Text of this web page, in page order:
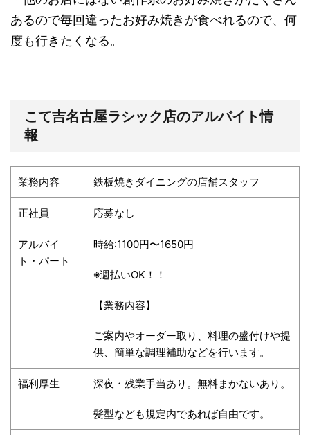
あるので毎回違ったお好み焼きが食べれるので、何
度も行きたくなる。
こて吉名古屋ラシック店のアルバイト情
報
業務内容 鉄板焼きダイニングの店舗スタッフ
正社員 応募なし
アルバイ
ト・パート
時給:1100円〜1650円
※週払いOK！！
【業務内容】
ご案内やオーダー取り、料理の盛付けや提
供、簡単な調理補助などを行います。
福利厚生 深夜・残業手当あり。無料まかないあり。
髪型なども規定内であれば自由です。